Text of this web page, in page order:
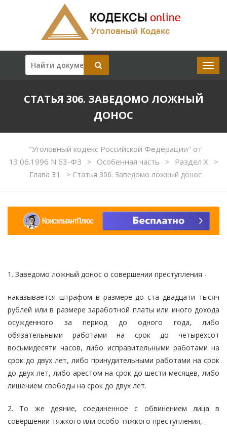
СТАТЬЯ 306. ЗАВЕДОМО ЛОЖНЫЙ
ДОНОС
"Уголовный кодекс Российской Федерации" от
13.06.1996 N 63-ФЗ
> Особенная часть > Раздел X >
Глава 31 >Статья 306. Заведомо ложный донос
1. Заведомо ложный донос о совершении преступления -
наказывается штрафом в размере до ста двадцати тысяч
рублей или в размере заработной платы или иного дохода
осужденного за период до одного года, либо
обязательными работами на срок до четырехсот
восьмидесяти часов, либо исправительными работами на
срок до двух лет, либо принудительными работами на срок
до двух лет, либо арестом на срок до шести месяцев, либо
лишением свободы на срок до двух лет.
2. То же деяние, соединенное с обвинением лица в
совершении тяжкого или особо тяжкого преступления, -